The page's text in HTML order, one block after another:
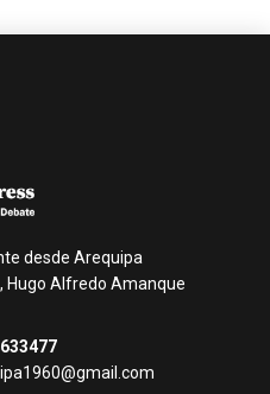
desde Arequipa
Hugo Alfredo Amanque